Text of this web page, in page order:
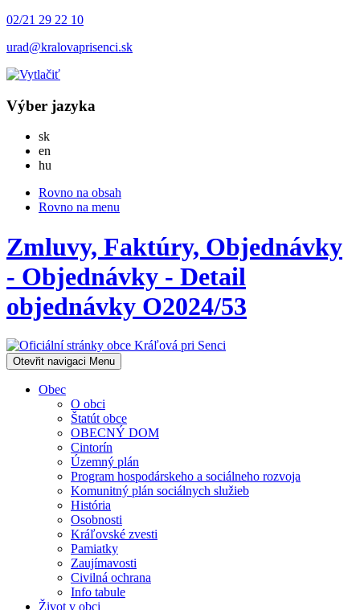
02/21 29 22 10
urad@kralovaprisenci.sk
Výber jazyka
skSlovensky
en
hu
Rovno na obsah
Rovno na menu
Zmluvy, Faktúry, Objednávky
- Objednávky - Detail
objednávky O2024/53
Otevřit navigaci Menu
Obec
O obci
Štatút obce
OBECNÝ DOM
Cintorín
Územný plán
Program hospodárskeho a sociálneho rozvoja
Komunitný plán sociálnych služieb
História
Osobnosti
Kráľovské zvesti
Pamiatky
Zaujímavosti
Civilná ochrana
Info tabule
Život v obci